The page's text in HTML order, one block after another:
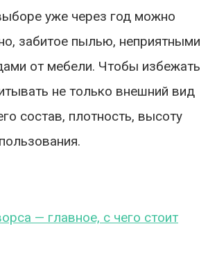
уже через год можно
забитое пылью, неприятными
от мебели. Чтобы избежать
не только внешний вид
состав, плотность, высоту
— главное, с чего стоит